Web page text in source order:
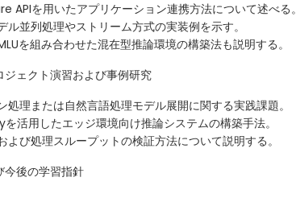
APIを用いたアプリケーション連携方法について述べる。
ル並列処理やストリーム方式の実装例を示す。
を組み合わせた混在型推論環境の構築法も説明する。
ジェクト演習および事例研究
処理または自然言語処理モデル展開に関する実践課題。
を活用したエッジ環境向け推論システムの構築手法。
よび処理スループットの検証方法について説明する。
今後の学習指針